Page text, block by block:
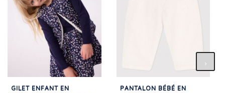
GILET ENFANT EN
PANTALON BÉBÉ EN